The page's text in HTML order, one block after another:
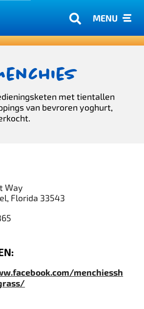
MENU
met tientallen
van bevroren yoghurt,
Way
Florida 33543
menchiessh